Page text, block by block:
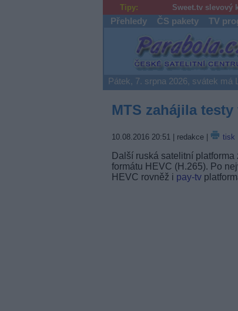
Tipy: Sweet.tv slevový
Přehledy ČS pakety TV
Parabola.cz
Pátek, 7. srpna 2026, svátek má
MTS zahájila testy
10.08.2016 20:51 | redakce | tisk
Další ruská satelitní
formátu HEVC (H.265). Po
HEVC rovněž i pay-tv